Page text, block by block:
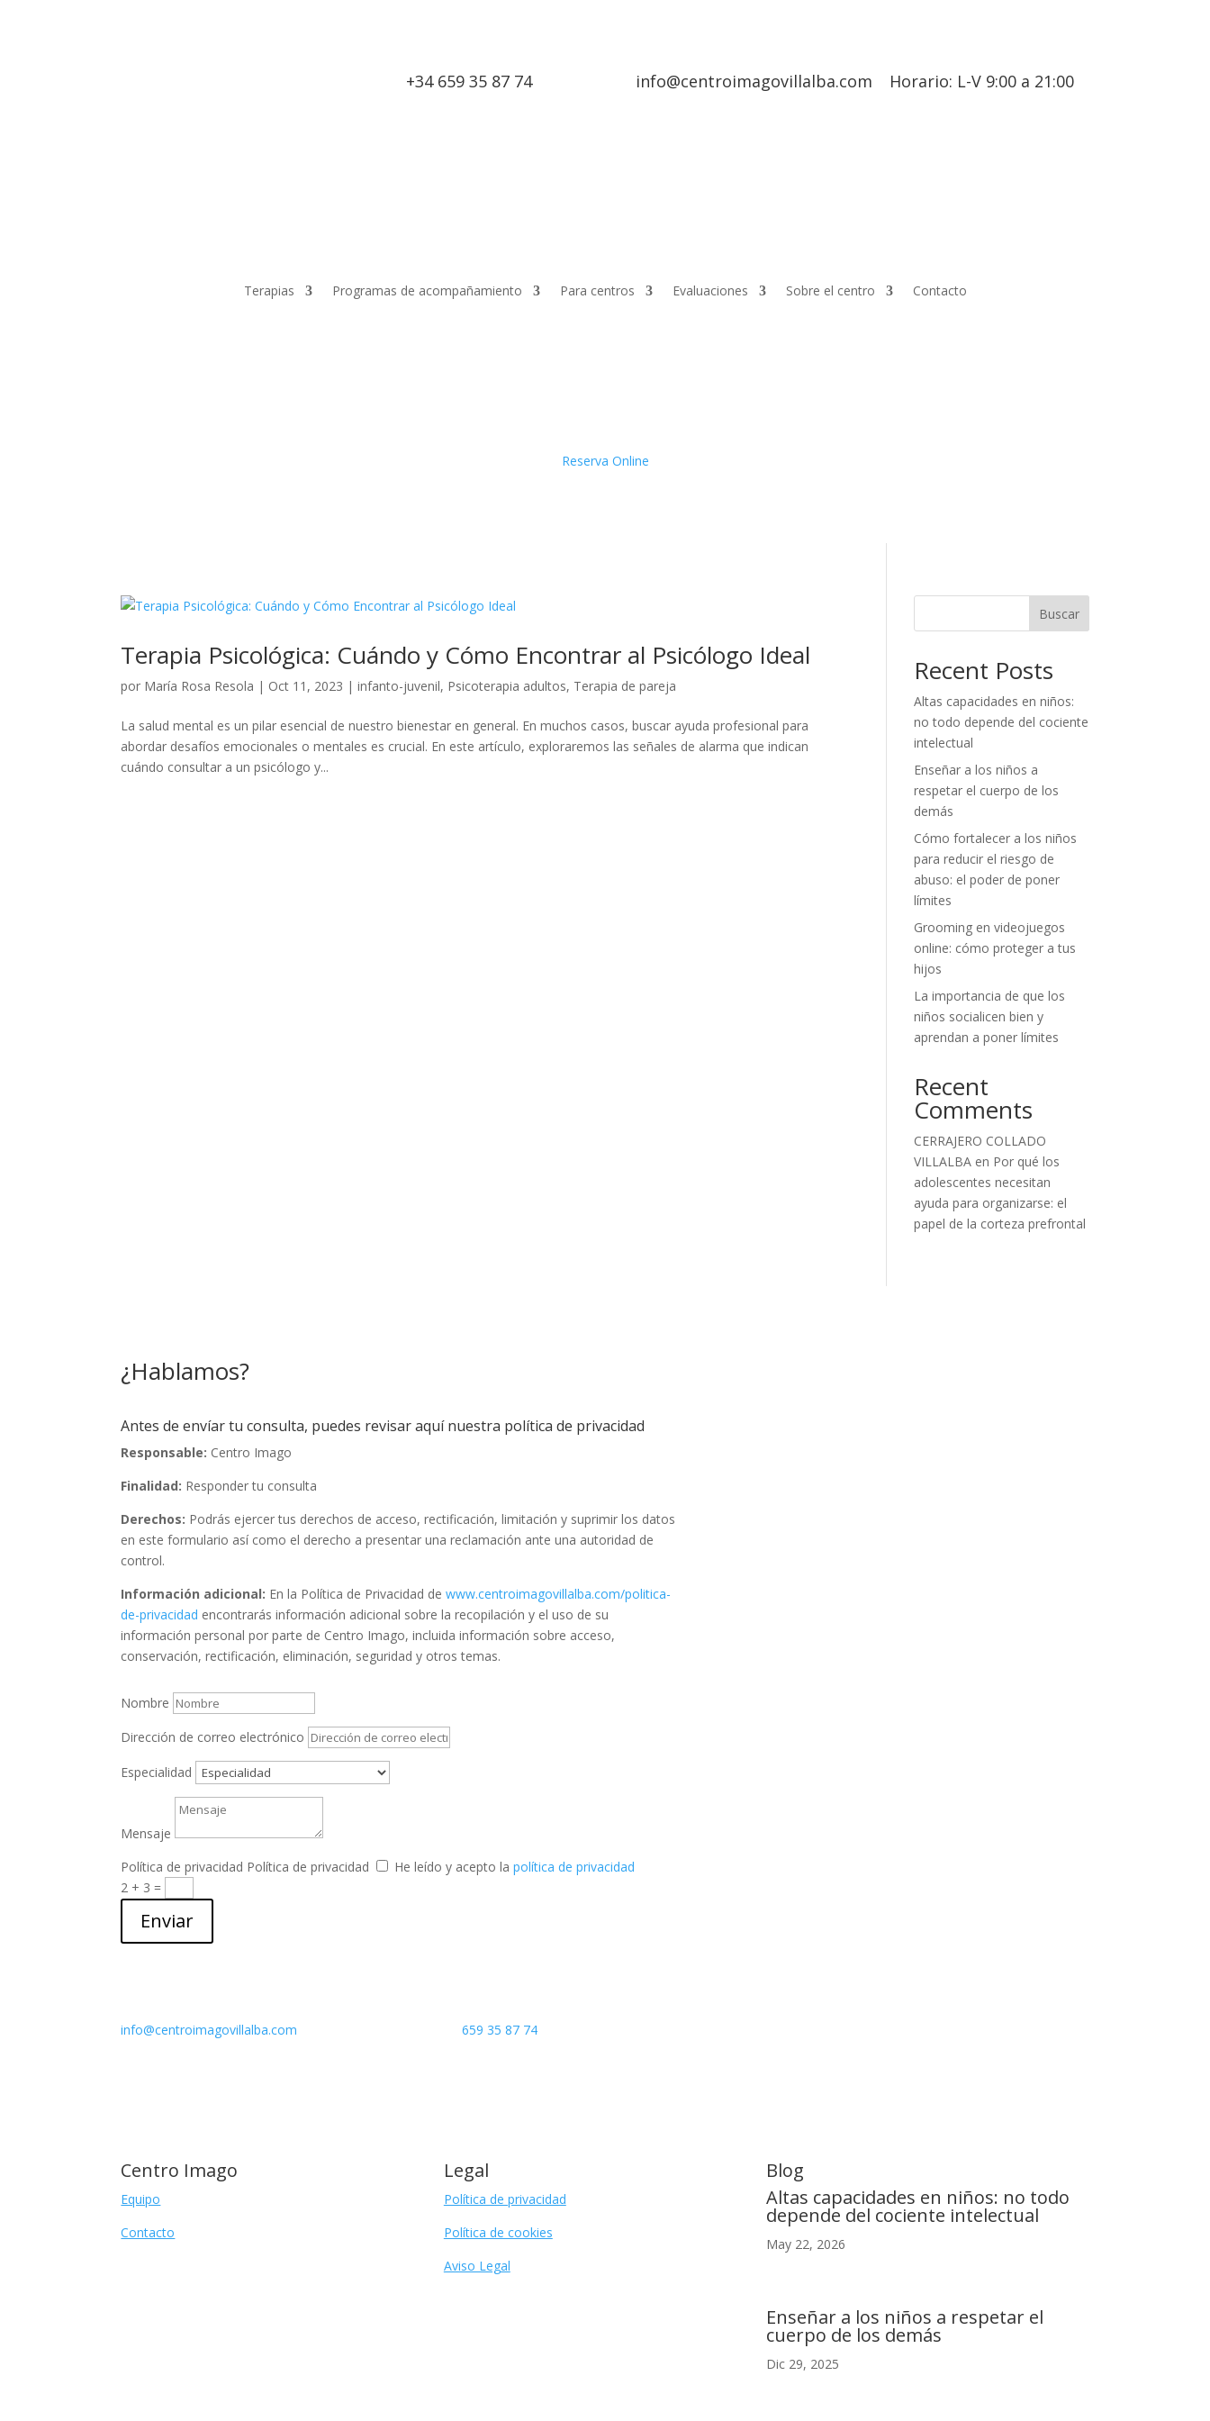
+34 659 35 87 74 info@centroimagovillalba.com Horario: L-V 9:00 a 21:00
Terapias Programas de acompañamiento Para centros Evaluaciones Sobre el centro Contacto
Reserva Online
Terapia Psicológica: Cuándo y Cómo Encontrar al Psicólogo Ideal
por María Rosa Resola | Oct 11, 2023 |infanto-juvenil, Psicoterapia adultos, Terapia de pareja
La salud mental es un pilar esencial de nuestro bienestar en general. En muchos casos, buscar ayuda profesional para
abordar desafíos emocionales o mentales es crucial. En este artículo, exploraremos las señales de alarma que indican
cuándo consultar a un psicólogo y...
Buscar
Recent Posts
Altas capacidades en niños:
no todo depende del cociente
intelectual
Enseñar a los niños a
respetar el cuerpo de los
demás
Cómo fortalecer a los niños
para reducir el riesgo de
abuso: el poder de poner
límites
Grooming en videojuegos
online: cómo proteger a tus
hijos
La importancia de que los
niños socialicen bien y
aprendan a poner límites
Recent
Comments
CERRAJERO COLLADO
VILLALBA en Por qué los
adolescentes necesitan
ayuda para organizarse: el
papel de la corteza prefrontal
¿Hablamos?
Antes de envíar tu consulta, puedes revisar aquí nuestra política de privacidad
Responsable: Centro Imago
Finalidad: Responder tu consulta
Derechos: Podrás ejercer tus derechos de acceso, rectificación, limitación y suprimir los datos
en este formulario así como el derecho a presentar una reclamación ante una autoridad de
control.
Información adicional: En la Política de Privacidad de www.centroimagovillalba.com/politica-
de-privacidad encontrarás información adicional sobre la recopilación y el uso de su
información personal por parte de Centro Imago, incluida información sobre acceso,
conservación, rectificación, eliminación, seguridad y otros temas.
Nombre
Dirección de correo electrónico
Especialidad
Mensaje
Política de privacidad Política de privacidad He leído y acepto lapolítica de privacidad
2 + 3 =
Enviar
info@centroimagovillalba.com 659 35 87 74
Centro Imago
Equipo
Contacto
Legal
Política de privacidad
Política de cookies
Aviso Legal
Blog
Altas capacidades en niños: no todo
depende del cociente intelectual
May 22, 2026
Enseñar a los niños a respetar el
cuerpo de los demás
Dic 29, 2025